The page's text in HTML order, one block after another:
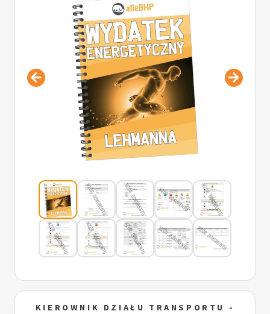
KIEROWNIK DZIAŁU TRANSPORTU -